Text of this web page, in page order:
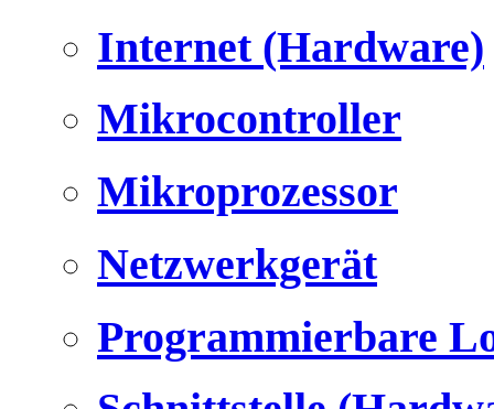
Internet (Hardware)
Mikrocontroller
Mikroprozessor
Netzwerkgerät
Programmierbare